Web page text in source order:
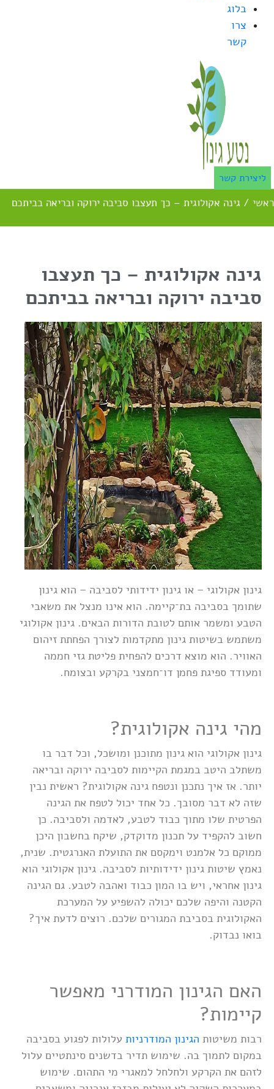
בלוג
צרו
קשר
ליצירת קשר
ראשי / גינה אקולוגית – כך תעצבו סביבה ירוקה ובריאה בביתכם
גינה אקולוגית – כך תעצבו
סביבה ירוקה ובריאה בביתכם
גינון אקולוגי – או גינון ידידותי לסביבה – הוא גינון
שתומך בסביבה בת־קיימה. הוא אינו מנצל את משאבי
הטבע ומשמר אותם לטובת הדורות הבאים. גינון אקולוגי
משתמש בשיטות גינון מתקדמות לצורך הפחתת זיהום
האוויר. הוא מוצא דרכים להפחית פליטת גזי חממה
ומעודד ספיגת פחמן דו־חמצני בקרקע ובצומח.
מהי גינה אקולוגית?
גינון אקולוגי הוא גינון מתוכנן ומושכל, וכל דבר בו
משתלב היטב במגמת הקיימות לסביבה ירוקה ובריאה
יותר. אז איך נתכנן ונטפח גינה אקולוגית? ראשית נבין
שזה לא דבר מסובך. כל אחד יכול לטפח את הגינה
הפרטית שלו מתוך כבוד לטבע, לאדמה ולסביבה. כן
חשוב להקפיד על תכנון מדוקדק, שיקח בחשבון היכן
ממוקם כל אלמנט וימקסם את התועלת האנרגטית. שנית,
נאמץ שיטות גינון ידידותיות לסביבה. גינון אקולוגי הוא
גינון אחראי, ויש בו המון כבוד ואהבה לטבע. גם הגינה
הקטנה והיפה שלכם יכולה להשפיע על המערכת
האקולוגית בסביבת המגורים שלכם. רוצים לדעת איך?
בואו נבדוק.
האם הגינון המודרני מאפשר
קיימות?
רבות משיטות הגינון המודרניות עלולות לפגוע בסביבה
במקום לתמוך בה. שימוש תדיר בדשנים סינתטיים עלול
לזהם את הקרקע ולחלחל למאגרי מי התהום. שימוש